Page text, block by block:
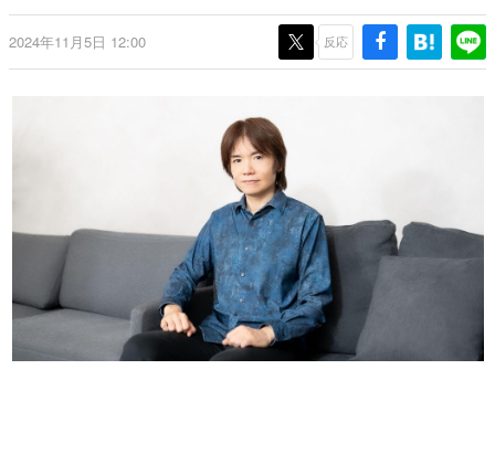
なんでゲームは面白い？
ゲーム開発者・hamatsu氏がゲームの魅力を画面や操作の
具体的な形から解き明かしていく、硬派で骨太な評論連載
ゲームが変えた日本語
「経験値」「裏技」「ラスボス」… ゲームにまつわる言葉
の起源や用法の変遷を、コンピューター文化史研究家・タ
イニーP氏が徹底調査。
カテゴリ
特集記事
マンガ
女性向け
2024年11月5日 12:00 反応